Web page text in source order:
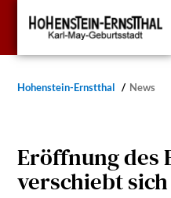
Hohenstein-Ernstthal News
Eröffnung des
verschiebt sich